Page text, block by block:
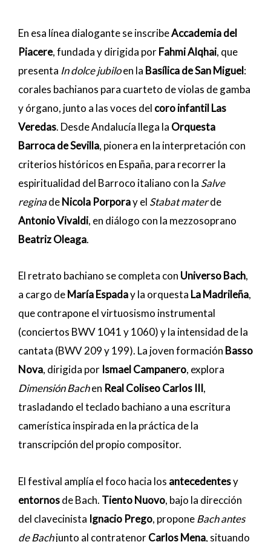
En esa línea dialogante se inscribeAccademia del
Piacere, fundada y dirigida porFahmi Alqhai, que
presenta In dolce jubiloen la Basílica de San Miguel:
corales bachianos para cuarteto de violas de gamba
y órgano, junto a las voces del coro infantil Las
Veredas. Desde Andalucía llega la Orquesta
Barroca de Sevilla, pionera en la interpretación con
criterios históricos en España, para recorrer la
espiritualidad del Barroco italiano con la Salve
reginadeNicola Porporay el Stabat materde
Antonio Vivaldi, en diálogo con la mezzosoprano
Beatriz Oleaga.
El retrato bachiano se completa con Universo Bach,
a cargo deMaría Espaday la orquesta La Madrileña,
que contrapone el virtuosismo instrumental
(conciertos BWV 1041 y 1060) y la intensidad de la
cantata (BWV 209 y 199). La joven formación Basso
Nova, dirigida por Ismael Campanero, explora
Dimensión Bachen Real Coliseo Carlos III,
trasladando el teclado bachiano a una escritura
camerística inspirada en la práctica de la
transcripción del propio compositor.
El festival amplía el foco hacia los antecedentesy
entornosde Bach. Tiento Nuovo, bajo la dirección
del clavecinista Ignacio Prego, proponeBach antes
de Bachjunto al contratenorCarlos Mena, situando